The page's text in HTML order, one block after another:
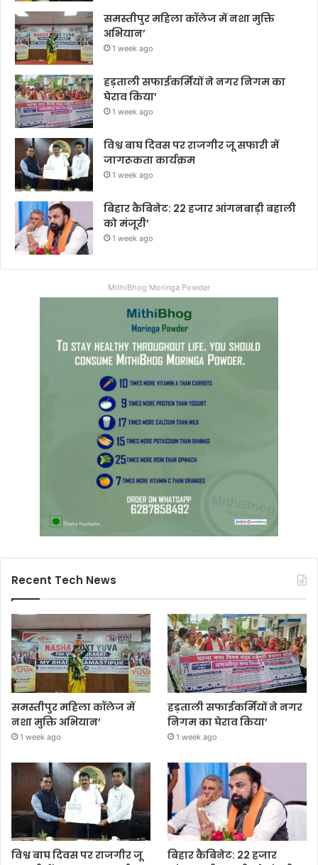
समस्तीपुर महिला कॉलेज में नशा मुक्ति
अभियान’
1 week ago
हड़ताली सफाईकर्मियों ने नगर निगम का
घेराव किया’
1 week ago
विश्व बाघ दिवस पर राजगीर जू सफारी में
जागरूकता कार्यक्रम
1 week ago
बिहार कैबिनेट: 22 हजार आंगनबाड़ी बहाली
को मंजूरी’
1 week ago
MithiBhog Moringa Powder
Recent Tech News
समस्तीपुर महिला कॉलेज में
नशा मुक्ति अभियान’
1 week ago
हड़ताली सफाईकर्मियों ने नगर
निगम का घेराव किया’
1 week ago
विश्व बाघ दिवस पर राजगीर जू
बिहार कैबिनेट: 22 हजार